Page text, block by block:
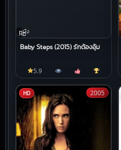
หนัง
HD
Baby Steps (2015) รักต้องอุ้ม
5.9
HD 2005